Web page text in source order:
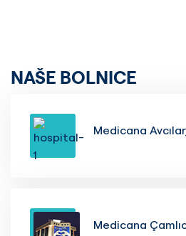
NAŠE BOLNICE
Medicana
Medicana